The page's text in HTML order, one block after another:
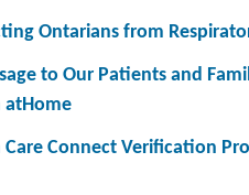
Ontarians from
to Our Patients and
atHome
Care Connect Verification